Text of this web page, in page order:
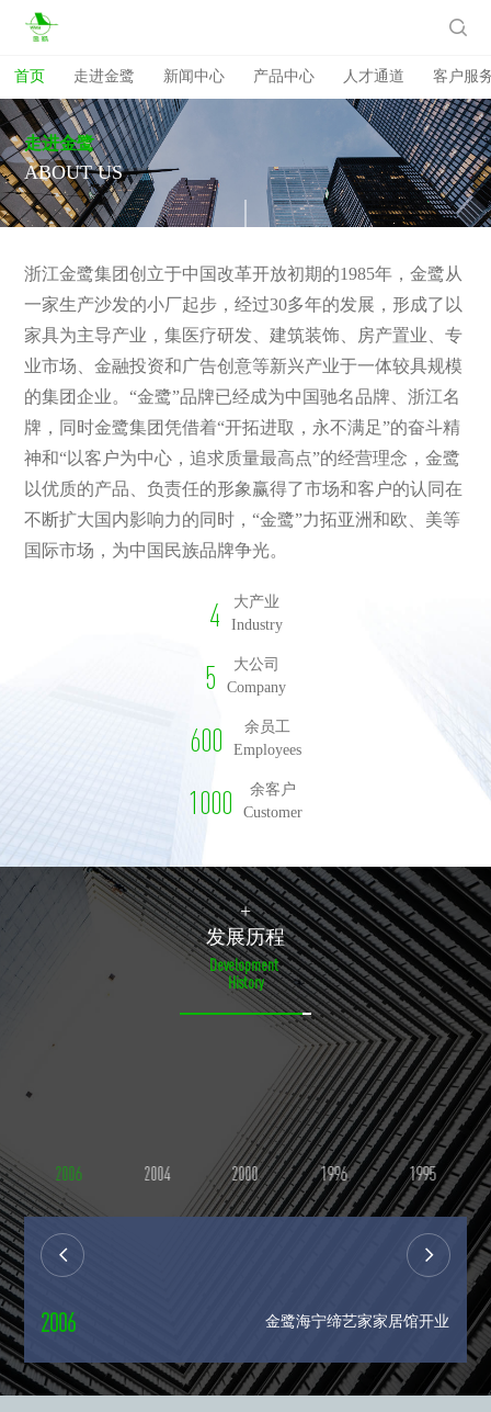
首页 走进金鹭 新闻中心 产品中心 人才通道 客户服

走进金鹭
ABOUT US
浙江金鹭集团创立于中国改革开放初期的1985年，金鹭从
一家生产沙发的小厂起步，经过30多年的发展，形成了以
家具为主导产业，集医疗研发、建筑装饰、房产置业、专
业市场、金融投资和广告创意等新兴产业于一体较具规模
的集团企业。“金鹭”品牌已经成为中国驰名品牌、浙江名
牌，同时金鹭集团凭借着“开拓进取，永不满足”的奋斗精
神和“以客户为中心，追求质量最高点”的经营理念，金鹭
以优质的产品、负责任的形象赢得了市场和客户的认同在
不断扩大国内影响力的同时，“金鹭”力拓亚洲和欧、美等
国际市场，为中国民族品牌争光。
4
大产业
Industry
5
大公司
Company
600
余员工
Employees
1000
余客户
Customer
+
发展历程
Development
History
2006 2004 2000 1996 1995
 
2006 金鹭海宁缔艺家家居馆开业